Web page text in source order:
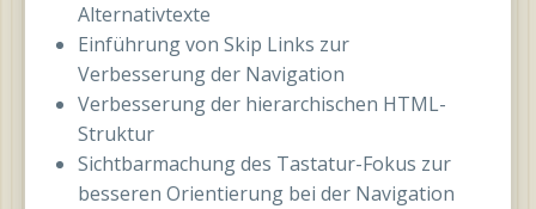
Alternativtexte
Einführung von Skip Links zur
Verbesserung der Navigation
Verbesserung der hierarchischen HTML-
Struktur
Sichtbarmachung des Tastatur-Fokus zur
besseren Orientierung bei der Navigation